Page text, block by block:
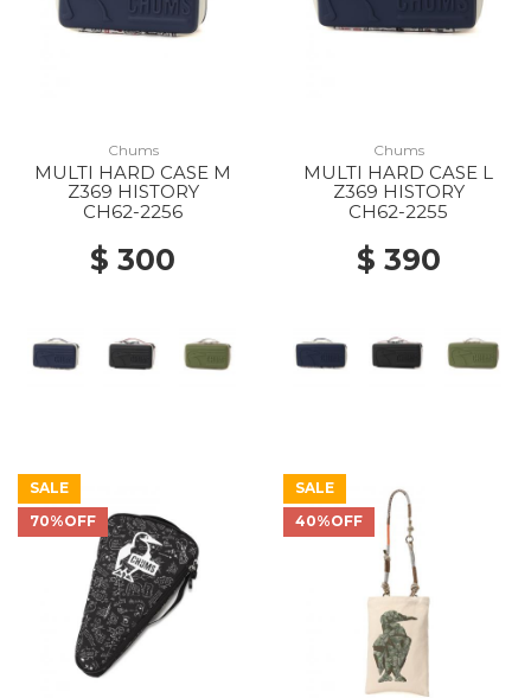
Chums
MULTI HARD CASE M
Z369 HISTORY
CH62-2256
$ 300
Chums
MULTI HARD CASE L
Z369 HISTORY
CH62-2255
$ 390
SALE
70%OFF
SALE
40%OFF